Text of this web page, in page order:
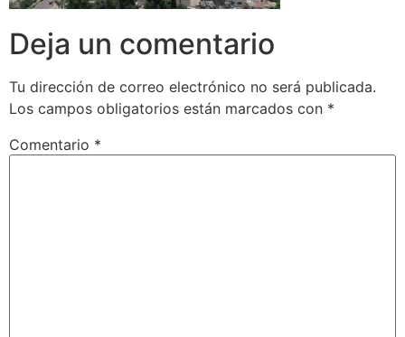
Deja un comentario
Tu dirección de correo electrónico no será publicada.
Los campos obligatorios están marcados con *
Comentario *